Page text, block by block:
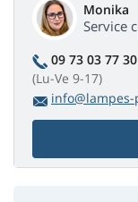
Monika
Service
09 73 03 77 30
(Lu-Ve 9-17)